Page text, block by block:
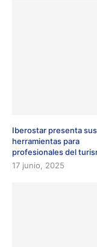
Iberostar presenta
herramientas para
profesionales del
17 junio, 2025